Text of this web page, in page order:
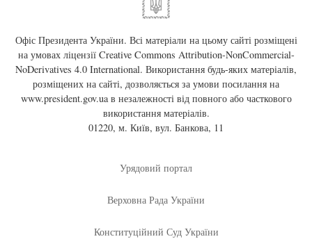
Офіс Президента України. Всі матеріали на цьому сайті розміщені
на умовах ліцензії Creative Commons Attribution-NonCommercial-
NoDerivatives 4.0 International. Використання будь-яких матеріалів,
розміщених на сайті, дозволяється за умови посилання на
www.president.gov.uaв незалежності від повного або часткового
використання матеріалів.
01220, м. Київ, вул. Банкова, 11
Урядовий портал
Верховна Рада України
Конституційний Суд України